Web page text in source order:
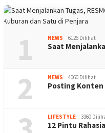
1 NEWS 6126 Dilihat
Saat
2 NEWS 4060 Dilihat
Posting
LIFESTYLE 3360
12 Pintu